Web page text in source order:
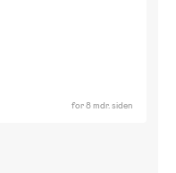
for 8 mdr. siden